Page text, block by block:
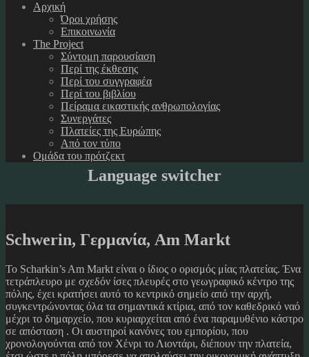
Αρχική
Όροι χρήσης
Επικοινωνία
The Project
Σύντομη παρουσίαση
Περί της έκθεσης
Περί του συγγραφέα
Περί του βιβλίου
Πείραμα εικαστικής ανθρωπολογίας
Συνεργάτες
Πλατείες της Ευρώπης
Από τον τύπο
Ομάδα του πρότζεκτ
Language switcher
Schwerin, Γερμανία, Am Markt
Το Scharkin’s Am Markt είναι ο ίδιος ο ορισμός μίας πλατείας. Ένα
τετράπλευρο με σχεδόν ίσες πλευρές στο γεωγραφικό κέντρο της
πόλης, έχει κρατήσει αυτό το κεντρικό σημείο από την αρχή,
συγκεντρώνοντας όλα τα σημαντικά κτίρια, από τον καθεδρικό ναό
μέχρι το δημαρχείο, που κυριαρχείται από ένα παραμυθένιο κάστρο
σε απόσταση . Οι αυστηροί κανόνες του εμπορίου, που
χρονολογούνται από τον Χένρι το Λιοντάρι, διέπουν την πλατεία,